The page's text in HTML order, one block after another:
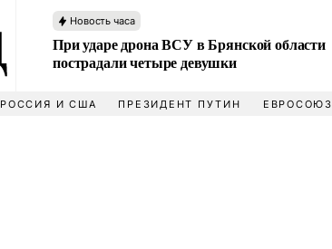
Новость часа
При ударе дрона ВСУ в Брянской области
пострадали четыре девушки
РОССИЯ И США ПРЕЗИДЕНТ ПУТИН ЕВРОСОЮЗ